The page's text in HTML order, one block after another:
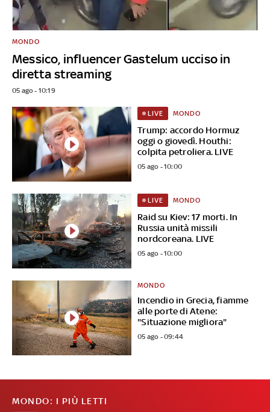
Messico, influencer Gastelum ucciso in
diretta streaming
MONDO
05 ago - 10:19
Trump: accordo Hormuz
oggi o giovedì. Houthi:
colpita petroliera. LIVE
LIVE MONDO
05 ago - 10:00
Raid su Kiev: 17 morti. In
Russia unità missili
nordcoreana. LIVE
LIVE MONDO
05 ago - 10:00
Incendio in Grecia, fiamme
alle porte di Atene:
"Situazione migliora"
MONDO
05 ago - 09:44
MONDO: I PIÙ LETTI